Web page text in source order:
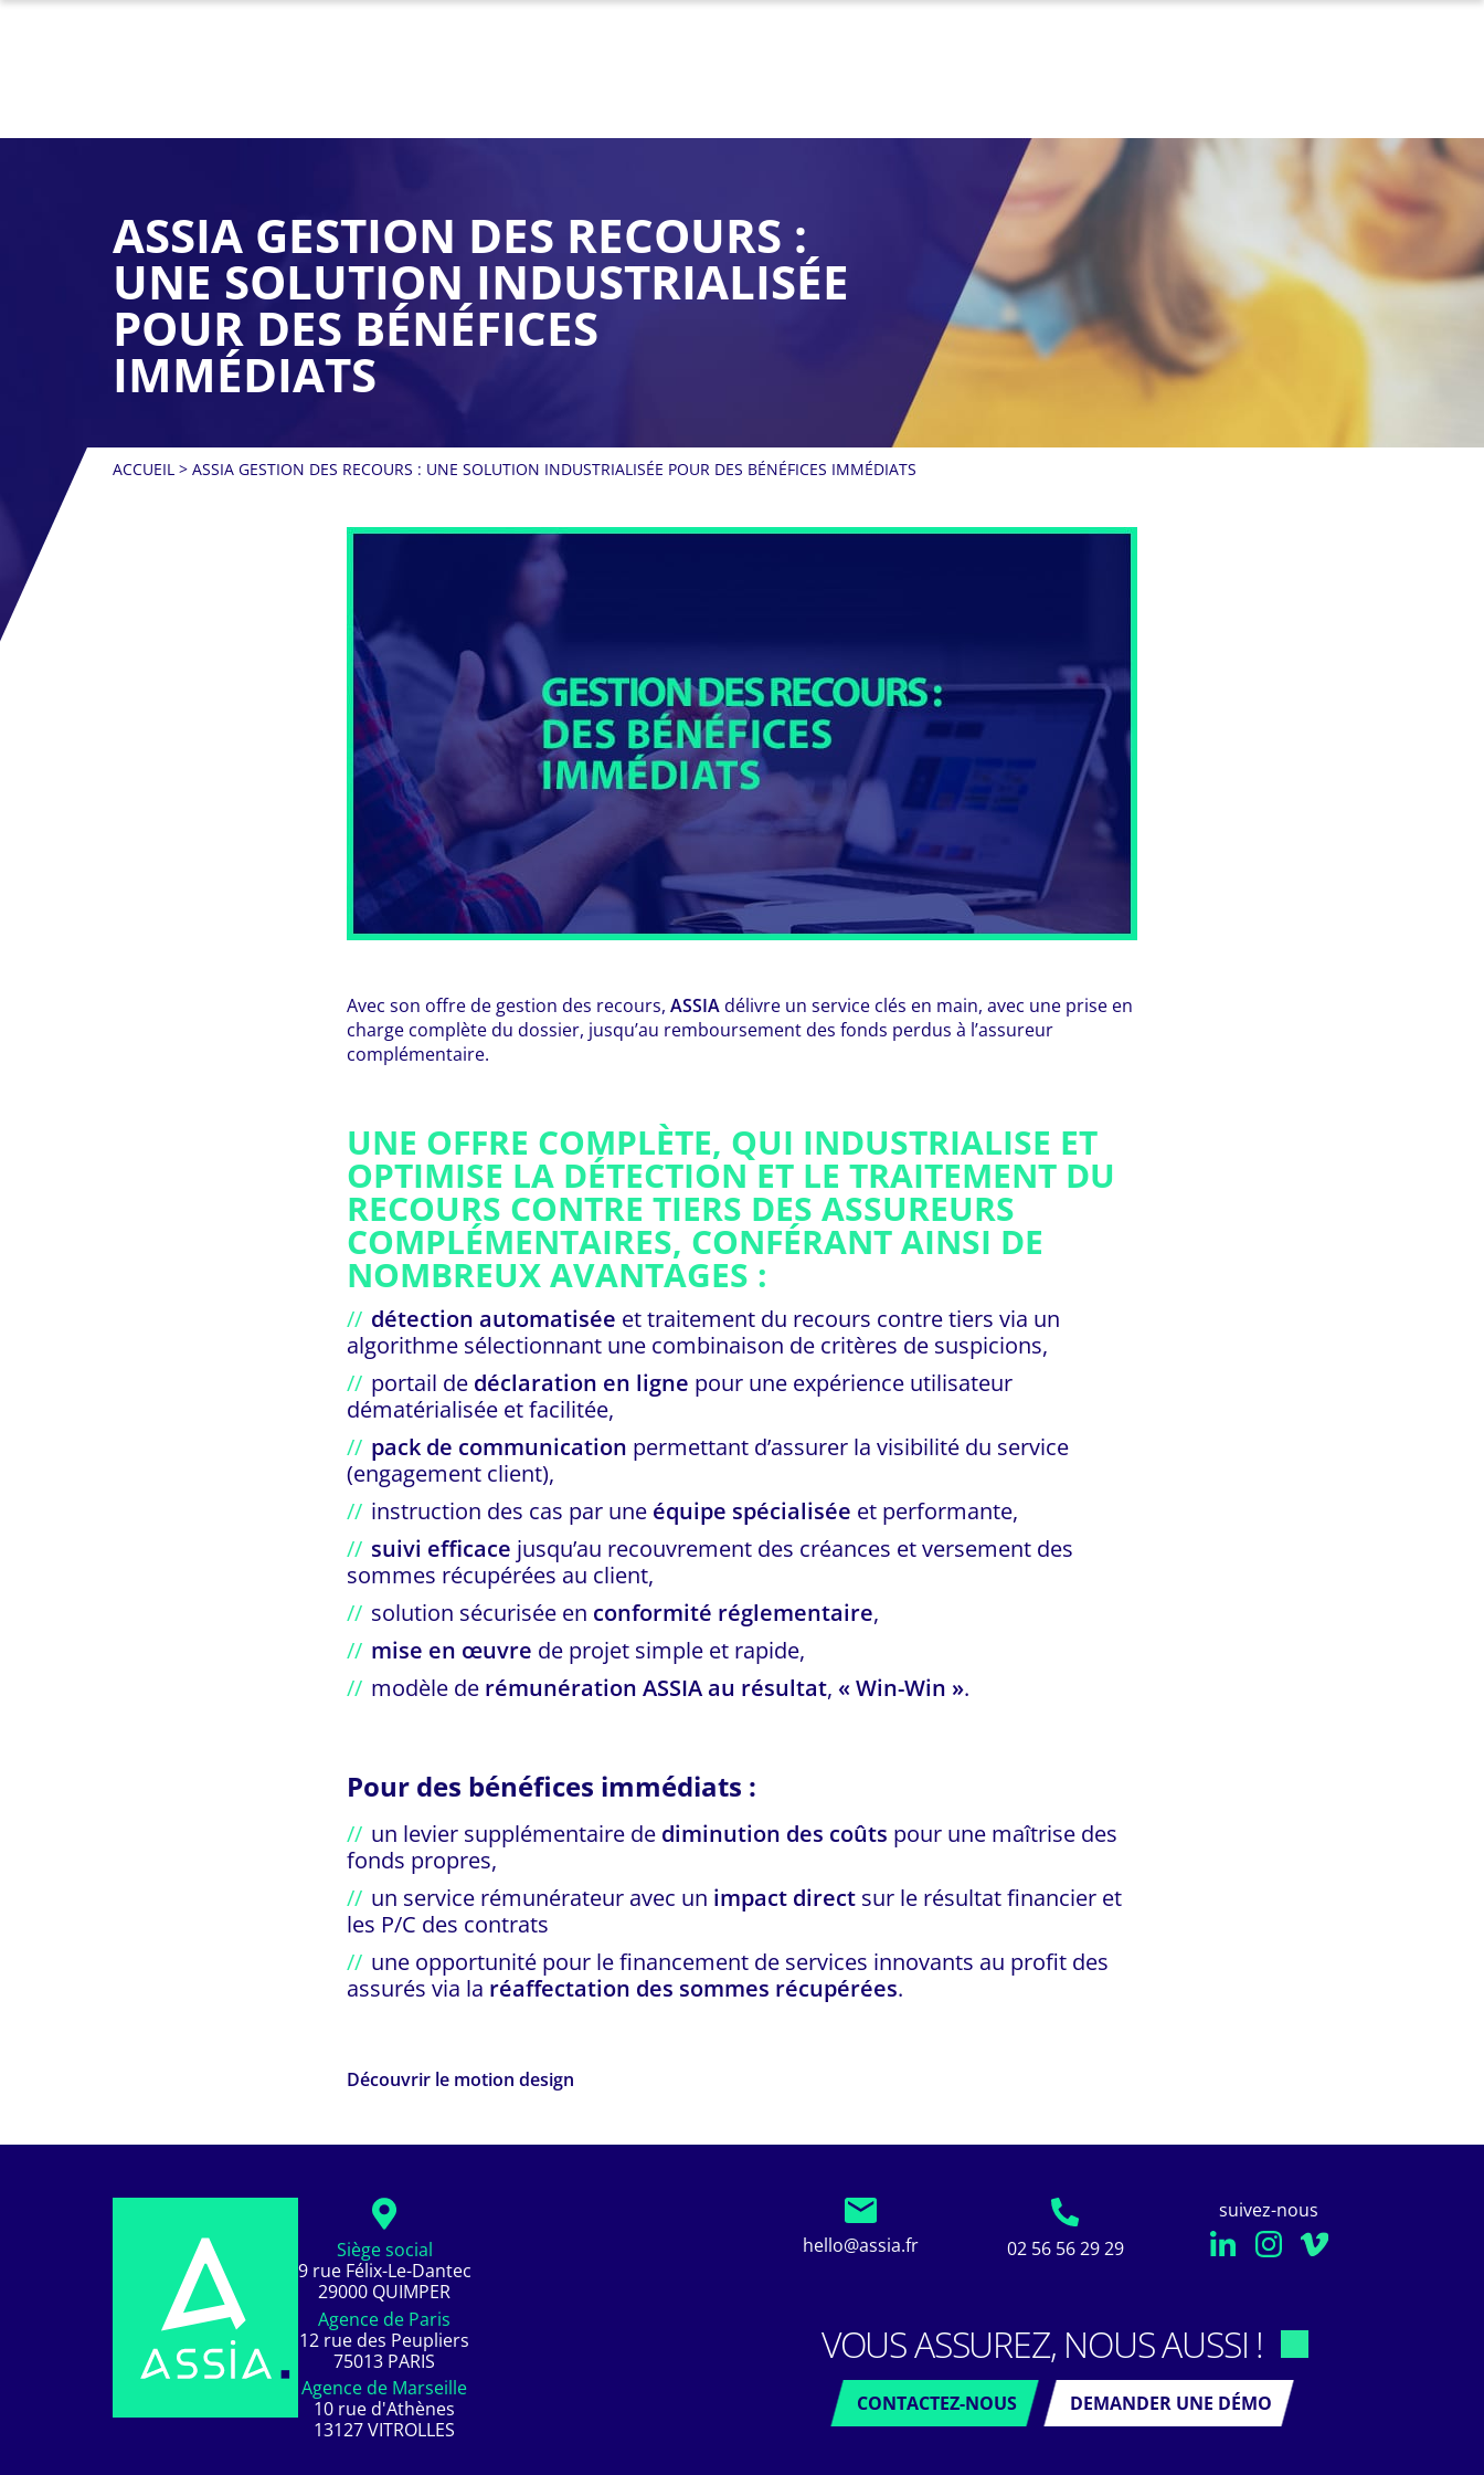
ASSIA GESTION DES RECOURS :
UNE SOLUTION INDUSTRIALISÉE
POUR DES BÉNÉFICES
IMMÉDIATS
ACCUEIL > ASSIA GESTION DES RECOURS : UNE SOLUTION INDUSTRIALISÉE POUR DES BÉNÉFICES IMMÉDIATS
Avec son offre de gestion des recours, ASSIAdélivre un service clés en main, avec une prise en
charge complète du dossier, jusqu’au remboursement des fonds perdus à l’assureur
complémentaire.
UNE OFFRE COMPLÈTE, QUI INDUSTRIALISE ET
OPTIMISE LA DÉTECTION ET LE TRAITEMENT DU
RECOURS CONTRE TIERS DES ASSUREURS
COMPLÉMENTAIRES, CONFÉRANT AINSI DE
NOMBREUX AVANTAGES :
détection automatisée et traitement du recours contre tiers via un
algorithme sélectionnant une combinaison de critères de suspicions,
portail de déclaration en ligne pour une expérience utilisateur
dématérialisée et facilitée,
pack de communication permettant d’assurer la visibilité du service
(engagement client),
instruction des cas par une équipe spécialisée et performante,
suivi efficace jusqu’au recouvrement des créances et versement des
sommes récupérées au client,
solution sécurisée en conformité réglementaire,
mise en œuvre de projet simple et rapide,
modèle de rémunération ASSIA au résultat, « Win-Win ».
Pour des bénéfices immédiats :
un levier supplémentaire de diminution des coûts pour une maîtrise des
fonds propres,
un service rémunérateur avec un impact direct sur le résultat financier et
les P/C des contrats
une opportunité pour le financement de services innovants au profit des
assurés via la réaffectation des sommes récupérées.
Découvrir le motion design
Siège social
9 rue Félix-Le-Dantec
29000 QUIMPER
Agence de Paris
12 rue des Peupliers
75013 PARIS
Agence de Marseille
10 rue d'Athènes
13127 VITROLLES
hello@assia.fr 02 56 56 29 29
suivez-nous
VOUS ASSUREZ, NOUS AUSSI !
CONTACTEZ-NOUS DEMANDER UNE DÉMO